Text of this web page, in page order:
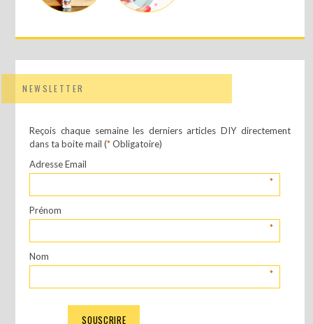
NEWSLETTER
Reçois chaque semaine les derniers articles DIY directement
dans ta boite mail (*Obligatoire)
Adresse Email
*
Prénom
*
Nom
*